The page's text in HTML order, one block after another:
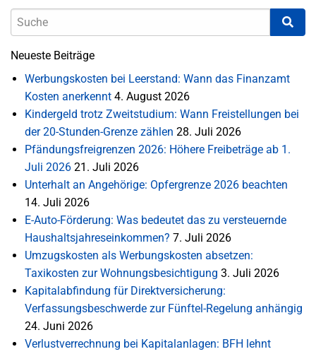
Neueste Beiträge
Werbungskosten bei Leerstand: Wann das Finanzamt
Kosten anerkennt 4. August 2026
Kindergeld trotz Zweitstudium: Wann Freistellungen bei
der 20-Stunden-Grenze zählen 28. Juli 2026
Pfändungsfreigrenzen 2026: Höhere Freibeträge ab 1.
Juli 2026 21. Juli 2026
Unterhalt an Angehörige: Opfergrenze 2026 beachten
14. Juli 2026
E-Auto-Förderung: Was bedeutet das zu versteuernde
Haushaltsjahreseinkommen? 7. Juli 2026
Umzugskosten als Werbungskosten absetzen:
Taxikosten zur Wohnungsbesichtigung 3. Juli 2026
Kapitalabfindung für Direktversicherung:
Verfassungsbeschwerde zur Fünftel-Regelung anhängig
24. Juni 2026
Verlustverrechnung bei Kapitalanlagen: BFH lehnt